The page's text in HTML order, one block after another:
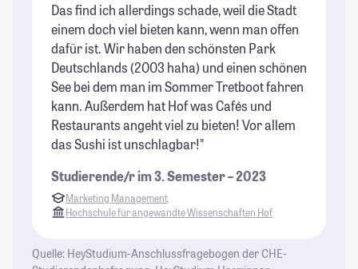
Das find ich allerdings schade, weil die Stadt
einem doch viel bieten kann, wenn man offen
dafür ist. Wir haben den schönsten Park
Deutschlands (2003 haha) und einen schönen
See bei dem man im Sommer Tretboot fahren
kann. Außerdem hat Hof was Cafés und
Restaurants angeht viel zu bieten! Vor allem
das Sushi ist unschlagbar!"
Studierende/r im 3. Semester – 2023
Marketing Management
Hochschule für angewandte Wissenschaften Hof
Quelle: HeyStudium-Anschlussfragebogen der CHE-